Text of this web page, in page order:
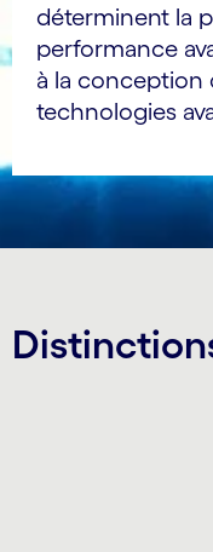
déterminent la
performance
à la conception
technologies